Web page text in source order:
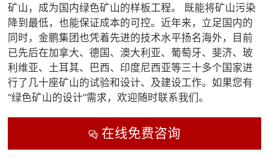
矿山，成为国内绿色矿山的样板工程。 既能将矿山污染
降到最低，也能保证成本的可控。近年来，立足国内的
同时，金鹏集团也凭着先进的技术水平扬名海外，目前
已先后在加拿大、德国、澳大利亚、葡萄牙、斐济、玻
利维亚、土耳其、巴西、印度尼西亚等三十多个国家进
行了几十座矿山的试验和设计、及建设工作。如果您有
“绿色矿山的设计”需求，欢迎随时联系我们。
在线免费咨询